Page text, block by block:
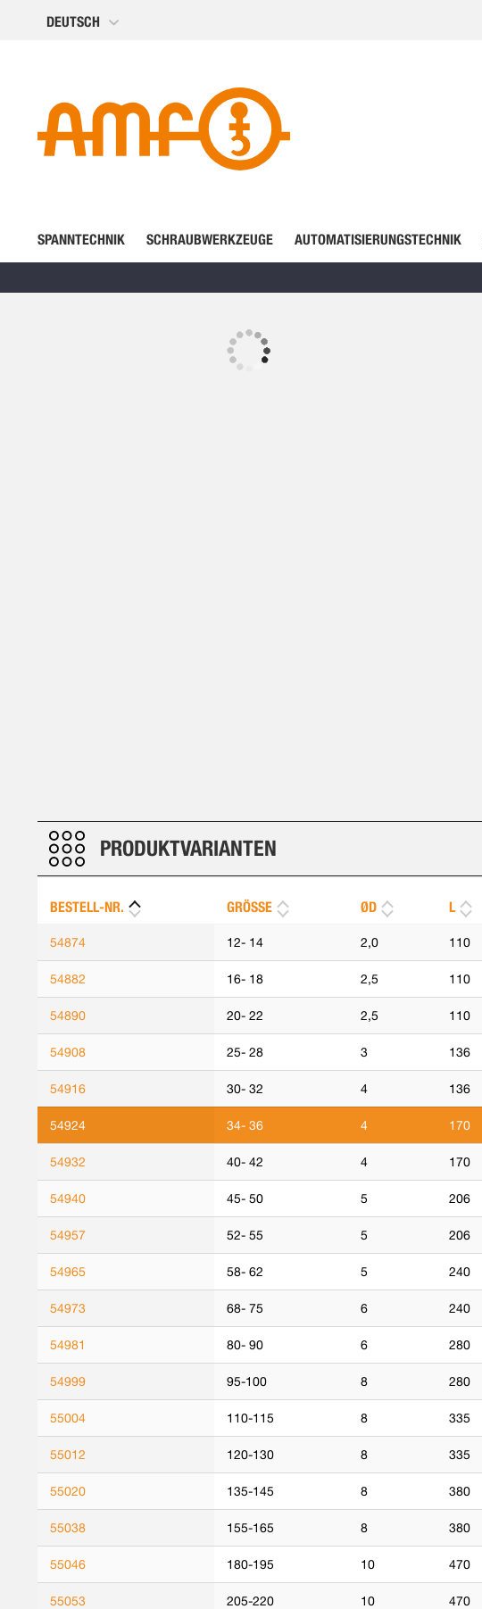
Direkt
DEUTSCH
SPANNTECHNIK SCHRAUBWERKZEUGE AUTOMATISIERUNGSTECHNIK
PRODUKTVARIANTEN
BESTELL-NR. GRÖSSE ØD L
54874 12- 14 2,0 110
54882 16- 18 2,5 110
54890 20- 22 2,5 110
54908 25- 28 3 136
54916 30- 32 4 136
54924 34- 36 4 170
54932 40- 42 4 170
54940 45- 50 5 206
54957 52- 55 5 206
54965 58- 62 5 240
54973 68- 75 6 240
54981 80- 90 6 280
54999 95-100 8 280
55004 110-115 8 335
55012 120-130 8 335
55020 135-145 8 380
55038 155-165 8 380
55046 180-195 10 470
55053 205-220 10 470